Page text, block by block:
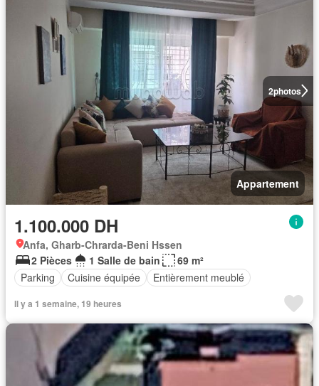
2photos
Appartement
1.100.000 DH
Anfa, Gharb-Chrarda-Beni Hssen
2 Pièces
1 Salle de bain
69 m²
Parking
Cuisine équipée Entièrement meublé
Il y a 1 semaine, 19 heures